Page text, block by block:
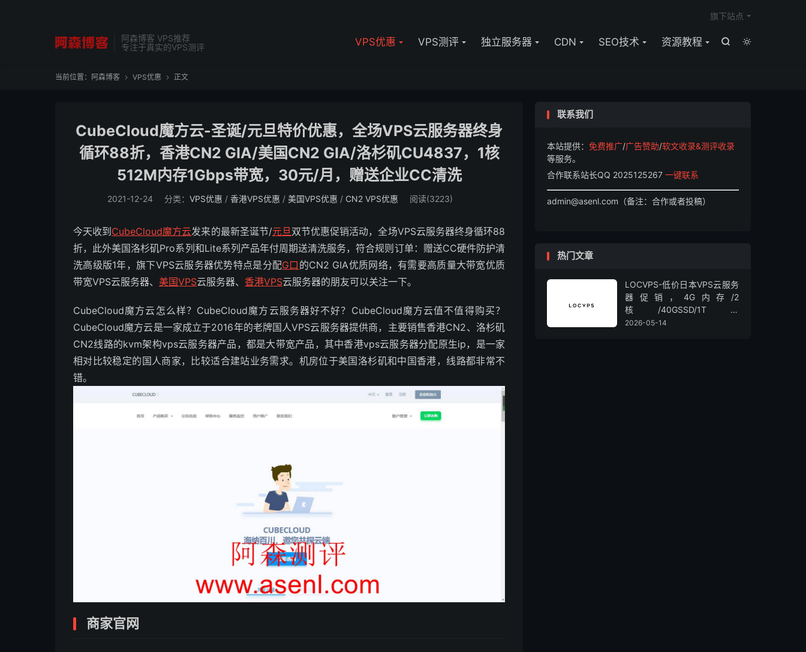
阿森博客 VPS推荐
专注于真实的VPS测评


VPS优惠 VPS测评 独立服务器 CDN SEO技术 资源教程
旗下站点
当前位置： 阿森博客  VPS优惠  正文
CubeCloud魔方云-圣诞/元旦特价优惠，全场VPS云服务器终身
循环88折，香港CN2 GIA/美国CN2 GIA/洛杉矶CU4837，1核
512M内存1Gbps带宽，30元/月，赠送企业CC清洗
2021-12-24 分类： VPS优惠 / 香港VPS优惠 / 美国VPS优惠 / CN2 VPS优惠 阅读(3223)
今天收到 CubeCloud魔方云发来的最新圣诞节/元旦双节优惠促销活动，全场VPS云服务器终身循环88
折，此外美国洛杉矶Pro系列和Lite系列产品年付周期送清洗服务，符合规则订单：赠送CC硬件防护清
洗高级版1年，旗下VPS云服务器优势特点是分配G口 的CN2 GIA优质网络，有需要高质量大带宽优质
带宽VPS云服务器、 美国VPS云服务器、 香港VPS云服务器的朋友可以关注一下。
CubeCloud魔方云怎么样？CubeCloud魔方云服务器好不好？CubeCloud魔方云值不值得购买？
CubeCloud魔方云是一家成立于2016年的老牌国人VPS云服务器提供商，主要销售香港CN2、洛杉矶
CN2线路的kvm架构vps云服务器产品，都是大带宽产品，其中香港vps云服务器分配原生ip，是一家
相对比较稳定的国人商家，比较适合建站业务需求。机房位于美国洛杉矶和中国香港，线路都非常不
错。
商家官网
联系我们
本站提供： 免费推广/广告赞助/软文收录&测评收录
等服务。
合作联系站长QQ 2025125267 一键联系
admin@asenl.com（备注：合作或者投稿）
热门文章
LOCVPS-低价日本VPS云服务
器促销，4G内存/2
核/40GSSD/1T流
量/450Mbps带宽，低至36元/
2026-05-14